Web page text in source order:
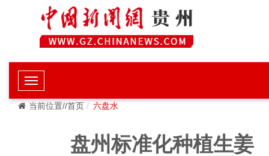
当前位置//首页 六盘水
盘州标准化种植生姜